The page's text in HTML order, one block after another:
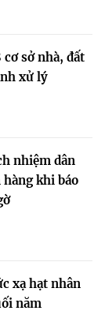
sở nhà, đất
xử lý
nhiệm dân
khi báo
xạ hạt nhân
năm